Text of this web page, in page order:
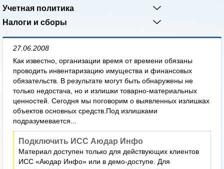
Учетная политика
Налоги и сборы
27.06.2008
Как известно, организации время от времени обязаны
проводить инвентаризацию имущества и финансовых
обязательств. В результате могут быть обнаружены не
только недостача, но и излишки товарно-материальных
ценностей. Сегодня мы поговорим о выявленных излишках
объектов основных средств.Под излишками
подразумевается...
Подключить ИСС Аюдар Инфо
Материал доступен только для действующих клиентов
ИСС «Аюдар Инфо» или в демо-доступе. Для